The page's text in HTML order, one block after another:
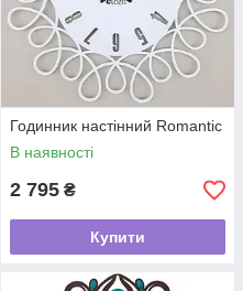
Годинник настінний Romantic
В наявності
2 795 ₴
Купити